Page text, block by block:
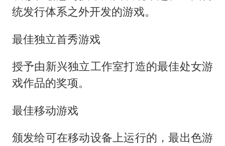
统发行体系之外开发的游戏。
最佳独立首秀游戏
授予由新兴独立工作室打造的最佳处女游
戏作品的奖项。
最佳移动游戏
颁发给可在移动设备上运行的，最出色游